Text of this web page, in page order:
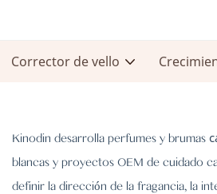
Corrector de vello
Kinodin desarrolla perfumes y brumas
blancas y proyectos OEM de cuidado
definir la dirección de la fragancia, la